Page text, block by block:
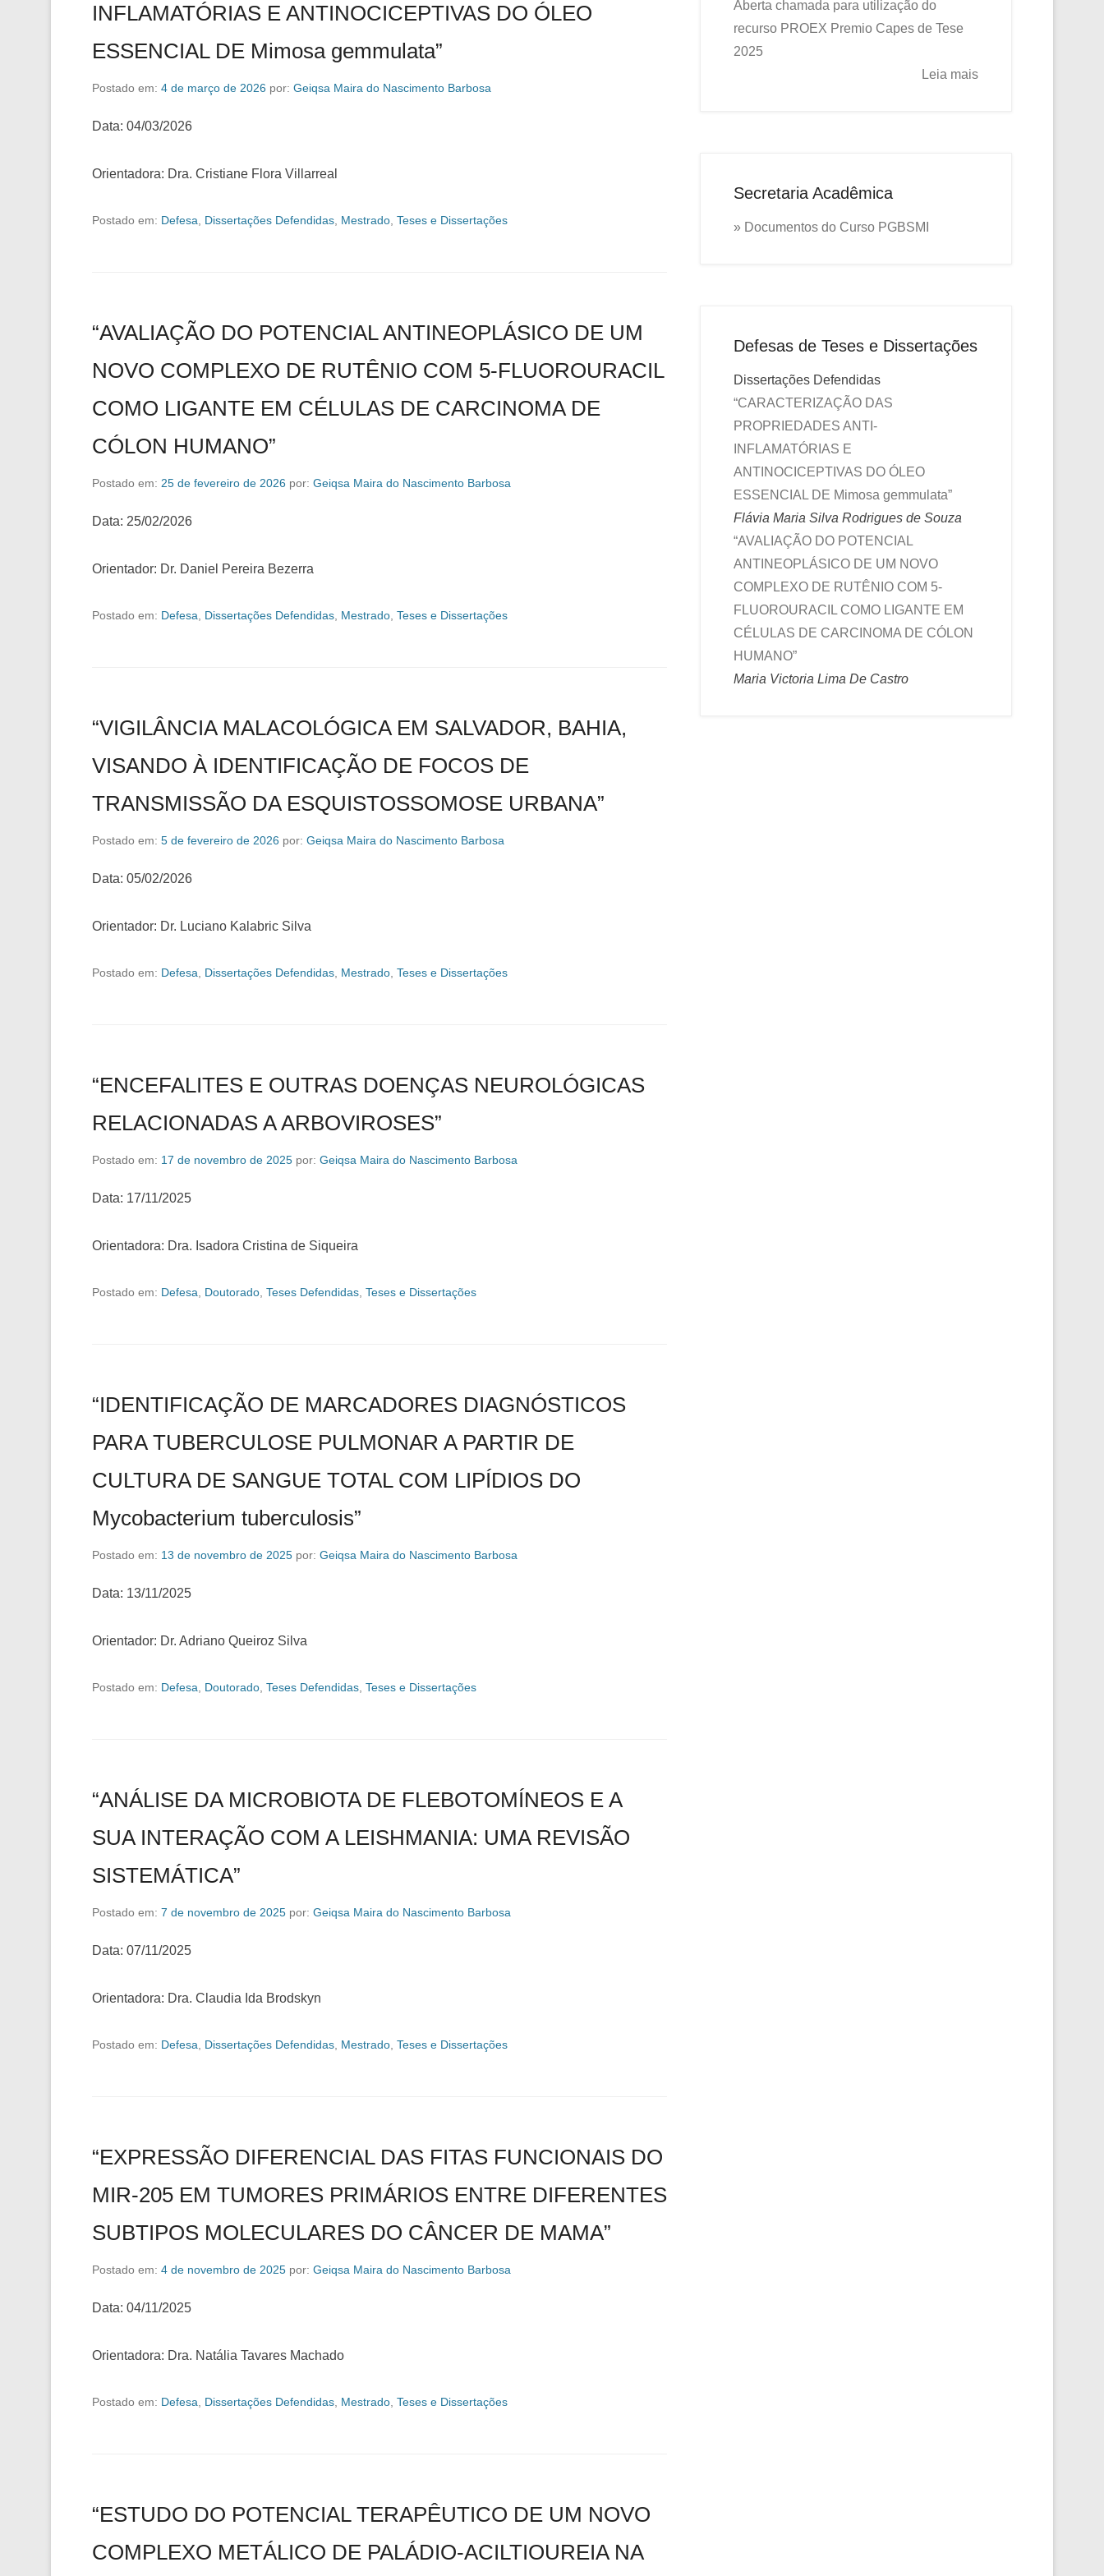
INFLAMATÓRIAS E ANTINOCICEPTIVAS DO ÓLEO
ESSENCIAL DE Mimosa gemmulata”
Postado em: 4 de março de 2026 por: Geiqsa Maira do Nascimento Barbosa
Data: 04/03/2026
Orientadora: Dra. Cristiane Flora Villarreal
Postado em: Defesa Dissertações Defendidas Mestrado Teses e Dissertações
“AVALIAÇÃO DO POTENCIAL ANTINEOPLÁSICO DE UM
NOVO COMPLEXO DE RUTÊNIO COM 5-FLUOROURACIL
COMO LIGANTE EM CÉLULAS DE CARCINOMA DE
CÓLON HUMANO”
Postado em: 25 de fevereiro de 2026 por: Geiqsa Maira do Nascimento Barbosa
Data: 25/02/2026
Orientador: Dr. Daniel Pereira Bezerra
Postado em: Defesa Dissertações Defendidas Mestrado Teses e Dissertações
“VIGILÂNCIA MALACOLÓGICA EM SALVADOR, BAHIA,
VISANDO À IDENTIFICAÇÃO DE FOCOS DE
TRANSMISSÃO DA ESQUISTOSSOMOSE URBANA”
Postado em: 5 de fevereiro de 2026 por: Geiqsa Maira do Nascimento Barbosa
Data: 05/02/2026
Orientador: Dr. Luciano Kalabric Silva
Postado em: Defesa Dissertações Defendidas Mestrado Teses e Dissertações
“ENCEFALITES E OUTRAS DOENÇAS NEUROLÓGICAS
RELACIONADAS A ARBOVIROSES”
Postado em: 17 de novembro de 2025 por: Geiqsa Maira do Nascimento Barbosa
Data: 17/11/2025
Orientadora: Dra. Isadora Cristina de Siqueira
Postado em: Defesa Doutorado Teses Defendidas Teses e Dissertações
“IDENTIFICAÇÃO DE MARCADORES DIAGNÓSTICOS
PARA TUBERCULOSE PULMONAR A PARTIR DE
CULTURA DE SANGUE TOTAL COM LIPÍDIOS DO
Mycobacterium tuberculosis”
Postado em: 13 de novembro de 2025 por: Geiqsa Maira do Nascimento Barbosa
Data: 13/11/2025
Orientador: Dr. Adriano Queiroz Silva
Postado em: Defesa Doutorado Teses Defendidas Teses e Dissertações
“ANÁLISE DA MICROBIOTA DE FLEBOTOMÍNEOS E A
SUA INTERAÇÃO COM A LEISHMANIA: UMA REVISÃO
SISTEMÁTICA”
Postado em: 7 de novembro de 2025 por: Geiqsa Maira do Nascimento Barbosa
Data: 07/11/2025
Orientadora: Dra. Claudia Ida Brodskyn
Postado em: Defesa Dissertações Defendidas Mestrado Teses e Dissertações
“EXPRESSÃO DIFERENCIAL DAS FITAS FUNCIONAIS DO
MIR-205 EM TUMORES PRIMÁRIOS ENTRE DIFERENTES
SUBTIPOS MOLECULARES DO CÂNCER DE MAMA”
Postado em: 4 de novembro de 2025 por: Geiqsa Maira do Nascimento Barbosa
Data: 04/11/2025
Orientadora: Dra. Natália Tavares Machado
Postado em: Defesa Dissertações Defendidas Mestrado Teses e Dissertações
“ESTUDO DO POTENCIAL TERAPÊUTICO DE UM NOVO
COMPLEXO METÁLICO DE PALÁDIO-ACILTIOUREIA NA
Aberta chamada para utilização do
recurso PROEX Premio Capes de Tese
2025
Leia mais
Secretaria Acadêmica
» Documentos do Curso PGBSMI
Defesas de Teses e Dissertações
Dissertações Defendidas
“CARACTERIZAÇÃO DAS
PROPRIEDADES ANTI-
INFLAMATÓRIAS E
ANTINOCICEPTIVAS DO ÓLEO
ESSENCIAL DE Mimosa gemmulata”
Flávia Maria Silva Rodrigues de Souza
“AVALIAÇÃO DO POTENCIAL
ANTINEOPLÁSICO DE UM NOVO
COMPLEXO DE RUTÊNIO COM 5-
FLUOROURACIL COMO LIGANTE EM
CÉLULAS DE CARCINOMA DE CÓLON
HUMANO”
Maria Victoria Lima De Castro